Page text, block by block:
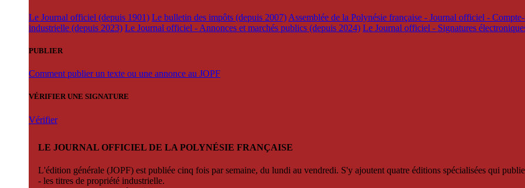
Le Journal officiel (depuis 1901) Le bulletin des impôts (depuis 2007) Assemblée de la Polynésie française - Journal officiel -
industrielle (depuis 2023) Le Journal officiel - Annonces et marchés publics (depuis 2024) Le Journal officiel - Signatures
PUBLIER
Comment publier un texte ou une annonce au JOPF
VÉRIFIER UNE SIGNATURE
Vérifier
LE JOURNAL OFFICIEL DE LA POLYNÉSIE FRANÇAISE
L'édition générale (JOPF) est publiée cinq fois par semaine, du lundi au vendredi. S'y ajoutent quatre éditions spécialisées qui
- les titres de propriété industrielle.